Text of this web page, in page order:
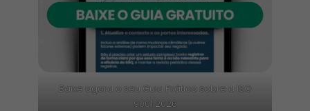
Baixe agora o seu Guia Prático sobre a ISO
9001:2026